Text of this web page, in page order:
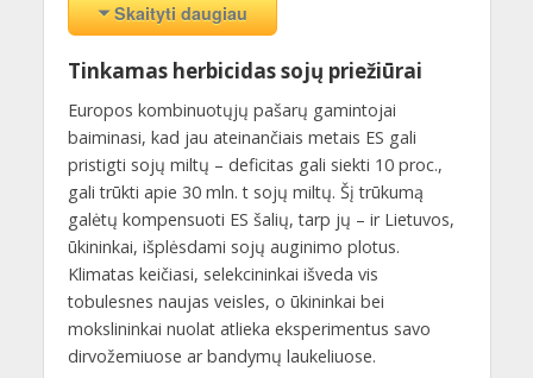
Skaityti daugiau
Tinkamas herbicidas sojų priežiūrai
Europos kombinuotųjų pašarų gamintojai
baiminasi, kad jau ateinančiais metais ES gali
pristigti sojų miltų – deficitas gali siekti 10 proc.,
gali trūkti apie 30 mln. t sojų miltų. Šį trūkumą
galėtų kompensuoti ES šalių, tarp jų – ir Lietuvos,
ūkininkai, išplėsdami sojų auginimo plotus.
Klimatas keičiasi, selekcininkai išveda vis
tobulesnes naujas veisles, o ūkininkai bei
mokslininkai nuolat atlieka eksperimentus savo
dirvožemiuose ar bandymų laukeliuose.